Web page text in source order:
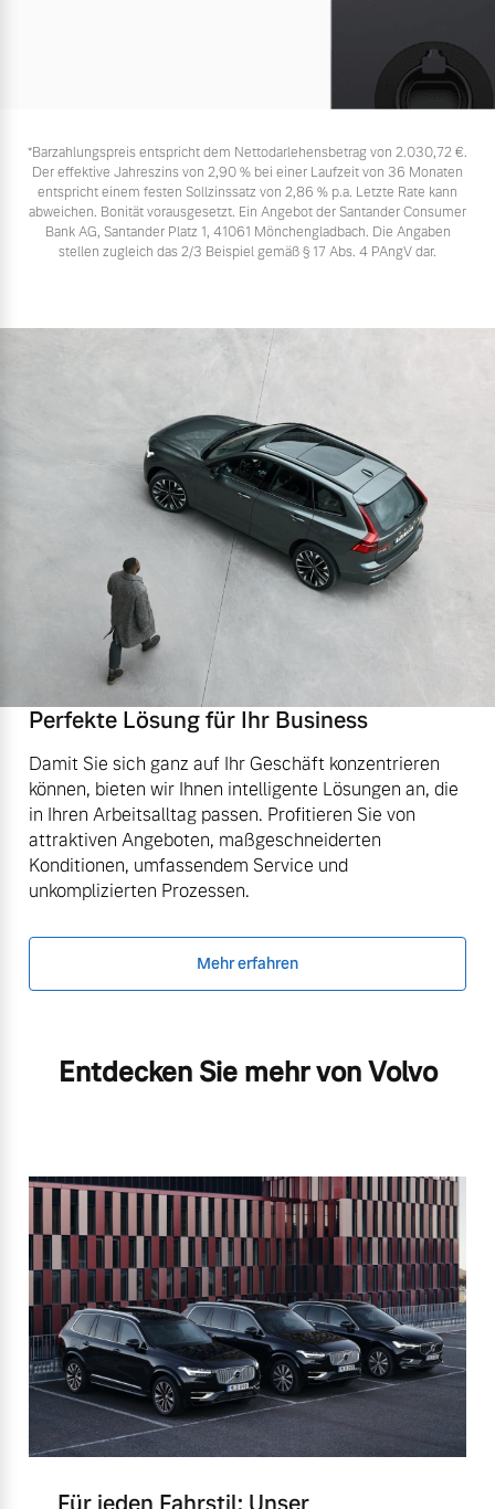
*Barzahlungspreis entspricht dem Nettodarlehensbetrag von 2.030,72 €.
Der effektive Jahreszins von 2,90 % bei einer Laufzeit von 36 Monaten
entspricht einem festen Sollzinssatz von 2,86 % p.a. Letzte Rate kann
abweichen. Bonität vorausgesetzt. Ein Angebot der Santander Consumer
Bank AG, Santander Platz 1, 41061 Mönchengladbach. Die Angaben
stellen zugleich das 2/3 Beispiel gemäß § 17 Abs. 4 PAngV dar.
Perfekte Lösung für Ihr Business
Damit Sie sich ganz auf Ihr Geschäft konzentrieren
können, bieten wir Ihnen intelligente Lösungen an, die
in Ihren Arbeitsalltag passen. Profitieren Sie von
attraktiven Angeboten, maßgeschneiderten
Konditionen, umfassendem Service und
unkomplizierten Prozessen.
Mehr erfahren
Entdecken Sie mehr von Volvo
Für jeden Fahrstil: Unser